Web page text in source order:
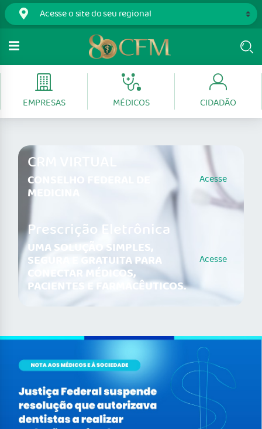
EMPRESAS MÉDICOS CIDADÃO
CRM VIRTUAL
CONSELHO FEDERAL DE
MEDICINA
Acesse
Prescrição Eletrônica
UMA SOLUÇÃO SIMPLES,
SEGURA E GRATUITA PARA
CONECTAR MÉDICOS,
PACIENTES E FARMACÊUTICOS.
Acesse